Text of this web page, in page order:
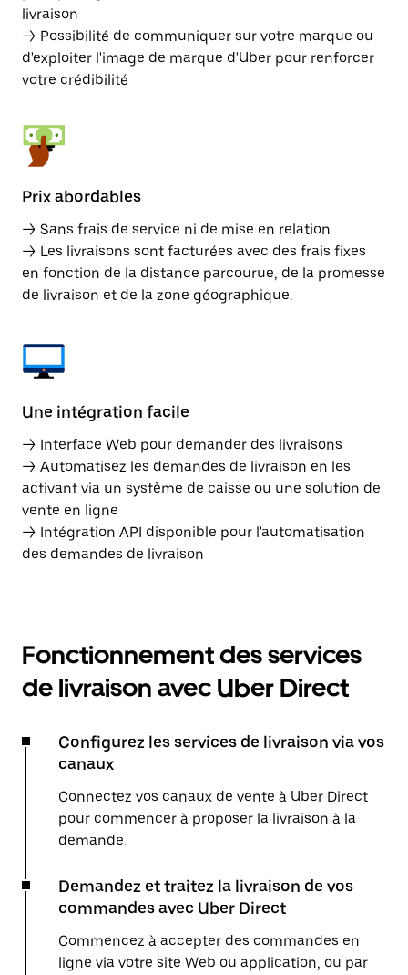
livraison
→ Possibilité de communiquer sur votre marque ou
d'exploiter l'image de marque d'Uber pour renforcer
votre crédibilité
Prix abordables
→ Sans frais de service ni de mise en relation
→ Les livraisons sont facturées avec des frais fixes
en fonction de la distance parcourue, de la promesse
de livraison et de la zone géographique.
Une intégration facile
→ Interface Web pour demander des livraisons
→ Automatisez les demandes de livraison en les
activant via un système de caisse ou une solution de
vente en ligne
→ Intégration API disponible pour l'automatisation
des demandes de livraison
Fonctionnement des services
de livraison avec Uber Direct
Configurez les services de livraison via vos
canaux
Connectez vos canaux de vente à Uber Direct
pour commencer à proposer la livraison à la
demande.
Demandez et traitez la livraison de vos
commandes avec Uber Direct
Commencez à accepter des commandes en
ligne via votre site Web ou application, ou par